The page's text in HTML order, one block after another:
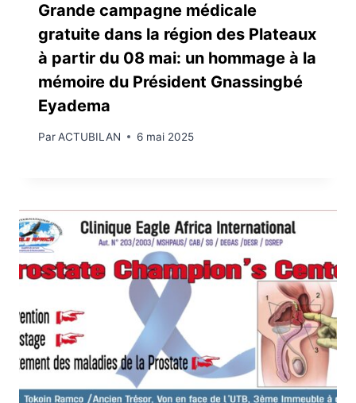
Grande campagne médicale
gratuite dans la région des Plateaux
à partir du 08 mai: un hommage à la
mémoire du Président Gnassingbé
Eyadema
ParACTUBILAN 6 mai 2025